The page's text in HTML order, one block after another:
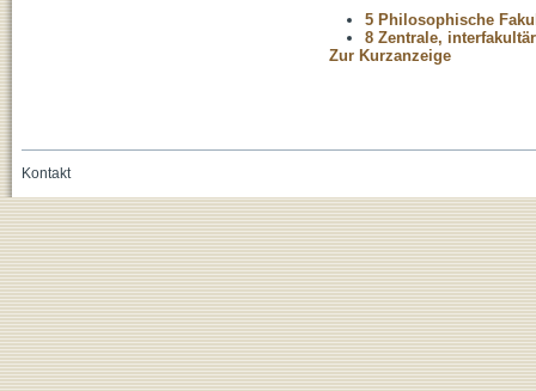
5 Philosophische
8 Zentrale,
Zur Kurzanzeige
Kontakt